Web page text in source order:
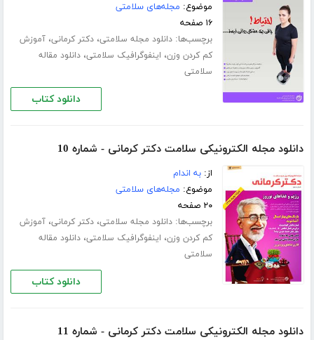
موضوع: مجله‌های سلامتی
۱۶ صفحه
برچسب‌ها:دانلود مجله سلامتی،دکتر کرمانی،آموزش
کم کردن وزن، اینفوگرافیک سلامتی،دانلود مقاله
سلامتی
دانلود کتاب
دانلود مجله الکترونیکی سلامت دکتر کرمانی - شماره 10
از:به اندام
موضوع: مجله‌های سلامتی
۲۰ صفحه
برچسب‌ها:دانلود مجله سلامتی،دکتر کرمانی،آموزش
کم کردن وزن، اینفوگرافیک سلامتی،دانلود مقاله
سلامتی
دانلود کتاب
دانلود مجله الکترونیکی سلامت دکتر کرمانی - شماره 11